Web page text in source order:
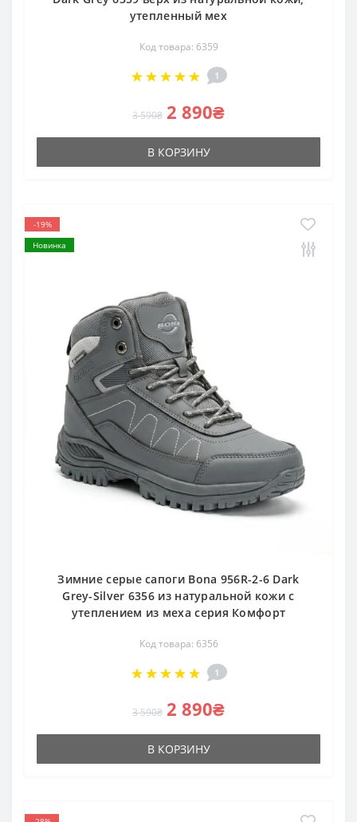
утепленный мех
Код товара: 6359
1
3 590₴ 2 890₴
В КОРЗИНУ
-19%
Новинка
Зимние серые сапоги Bona 956R-2-6 Dark
Grey-Silver 6356 из натуральной кожи с
утеплением из меха серия Комфорт
Код товара: 6356
1
3 590₴ 2 890₴
В КОРЗИНУ